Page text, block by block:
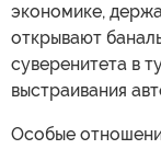
экономике,
открывают
суверенитета в
выстраивания
Особые